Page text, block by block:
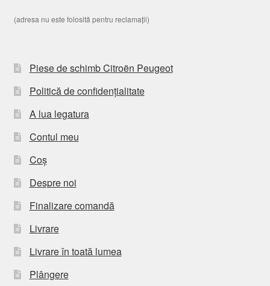
(adresa nu este folosită pentru reclamații)
Piese de schimb Citroën Peugeot
Politică de confidențialitate
A lua legatura
Contul meu
Coș
Despre noi
Finalizare comandă
Livrare
Livrare în toată lumea
Plângere